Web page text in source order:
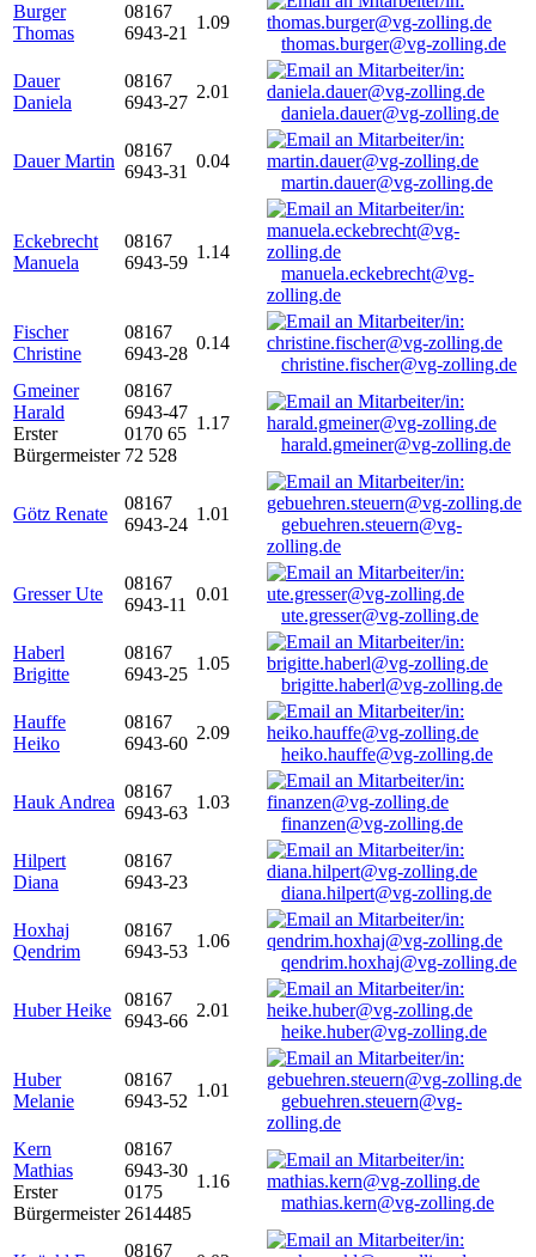
Burger
Thomas
08167
6943-21
1.09
thomas.burger@vg-zolling.de
Dauer
Daniela
08167
6943-27
2.01
daniela.dauer@vg-zolling.de
Dauer Martin
08167
6943-31
0.04
martin.dauer@vg-zolling.de
Eckebrecht
Manuela
08167
6943-59
1.14
manuela.eckebrecht@vg-
zolling.de
Fischer
Christine
08167
6943-28
0.14
christine.fischer@vg-zolling.de
Gmeiner
Harald
Erster
Bürgermeister
08167
6943-47
0170 65
72 528
1.17
harald.gmeiner@vg-zolling.de
Götz Renate
08167
6943-24
1.01
gebuehren.steuern@vg-
zolling.de
Gresser Ute
08167
6943-11
0.01
ute.gresser@vg-zolling.de
Haberl
Brigitte
08167
6943-25
1.05
brigitte.haberl@vg-zolling.de
Hauffe
Heiko
08167
6943-60
2.09
heiko.hauffe@vg-zolling.de
Hauk Andrea
08167
6943-63
1.03
finanzen@vg-zolling.de
Hilpert
Diana
08167
6943-23
diana.hilpert@vg-zolling.de
Hoxhaj
Qendrim
08167
6943-53
1.06
qendrim.hoxhaj@vg-zolling.de
Huber Heike
08167
6943-66
2.01
heike.huber@vg-zolling.de
Huber
Melanie
08167
6943-52
1.01
gebuehren.steuern@vg-
zolling.de
Kern
Mathias
Erster
Bürgermeister
08167
6943-30
0175
2614485
1.16
mathias.kern@vg-zolling.de
08167